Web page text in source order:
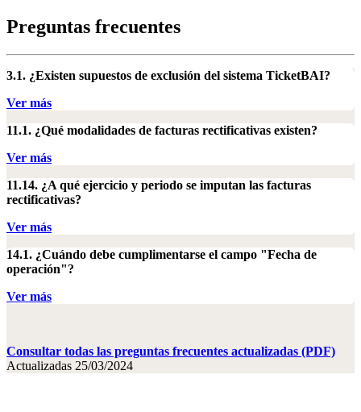
Preguntas frecuentes
3.1. ¿Existen supuestos de exclusión del sistema TicketBAI?
Ver más
11.1. ¿Qué modalidades de facturas rectificativas existen?
Ver más
11.14. ¿A qué ejercicio y periodo se imputan las facturas
rectificativas?
Ver más
14.1. ¿Cuándo debe cumplimentarse el campo "Fecha de
operación"?
Ver más
Consultar todas las preguntas frecuentes actualizadas (PDF)
Actualizadas 25/03/2024